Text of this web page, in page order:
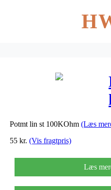
Potmt lin st 100KOhm (Læs
55 kr. (Vis fragtpris)
Læs